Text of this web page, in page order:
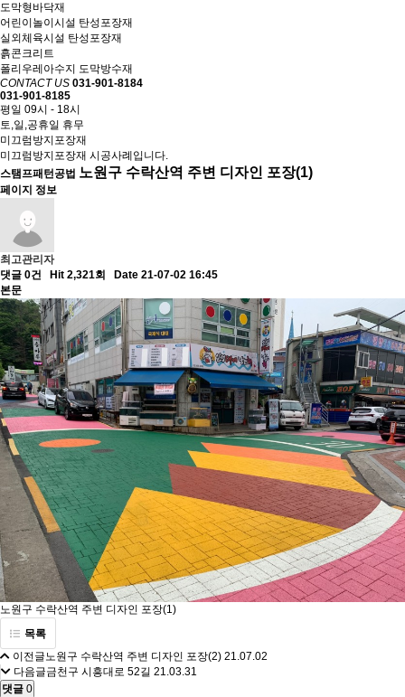
도막형바닥재
어린이놀이시설 탄성포장재
실외체육시설 탄성포장재
흙콘크리트
폴리우레아수지 도막방수재
CONTACT US 031-901-8184
031-901-8185
평일 09시 - 18시
토,일,공휴일 휴무
미끄럼방지포장재
미끄럼방지포장재 시공사례입니다.
스탬프패턴공법 노원구 수락산역 주변 디자인 포장(1)
페이지 정보
최고관리자
댓글 0건
Hit 2,321회
Date 21-07-02 16:45
본문
노원구 수락산역 주변 디자인 포장(1)
목록
이전글노원구 수락산역 주변 디자인 포장(2) 21.07.02
다음글금천구 시흥대로 52길 21.03.31
댓글 0